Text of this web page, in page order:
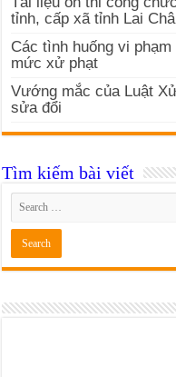
tỉnh, cấp xã tỉnh Lai
Các tình huống vi
mức xử phạt
Vướng mắc của Luật
sửa đổi
Tìm kiếm bài viết